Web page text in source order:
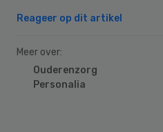
Reageer op dit artikel
Meer over:
Ouderenzorg
Personalia